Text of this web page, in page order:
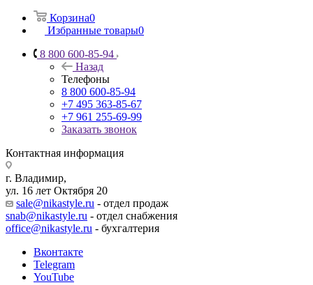
Корзина0
Избранные товары0
8 800 600-85-94
Назад
Телефоны
8 800 600-85-94
+7 495 363-85-67
+7 961 255-69-99
Заказать звонок
Контактная информация
г. Владимир,
ул. 16 лет Октября 20
sale@nikastyle.ru - отдел продаж
snab@nikastyle.ru - отдел снабжения
office@nikastyle.ru - бухгалтерия
Вконтакте
Telegram
YouTube